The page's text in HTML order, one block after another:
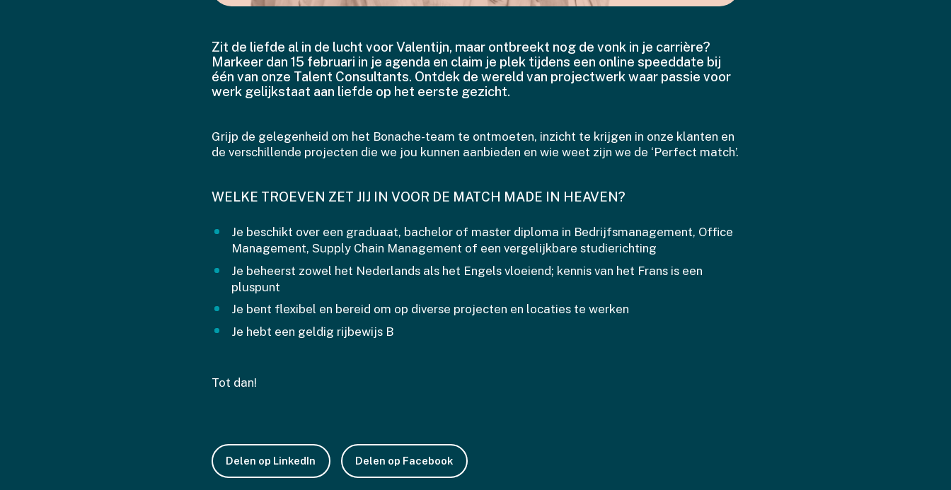
Zit de liefde al in de lucht voor Valentijn, maar ontbreekt nog de vonk in je carrière?
Markeer dan 15 februari in je agenda en claim je plek tijdens een online speeddate bij
één van onze Talent Consultants. Ontdek de wereld van projectwerk waar passie voor
werk gelijkstaat aan liefde op het eerste gezicht.
Grijp de gelegenheid om het Bonache-team te ontmoeten, inzicht te krijgen in onze klanten en
de verschillende projecten die we jou kunnen aanbieden en wie weet zijn we de ‘Perfect match’.
WELKE TROEVEN ZET JIJ IN VOOR DE MATCH MADE IN HEAVEN?
Je beschikt over een graduaat, bachelor of master diploma in Bedrijfsmanagement, Office
Management, Supply Chain Management of een vergelijkbare studierichting
Je beheerst zowel het Nederlands als het Engels vloeiend; kennis van het Frans is een
pluspunt
Je bent flexibel en bereid om op diverse projecten en locaties te werken
Je hebt een geldig rijbewijs B
Tot dan!
Delen op LinkedIn Delen op Facebook